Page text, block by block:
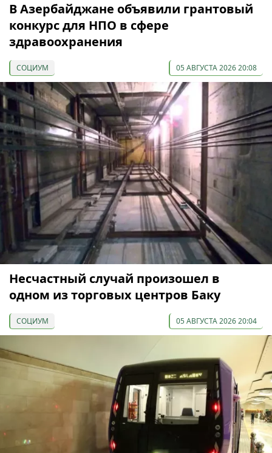
В Азербайджане объявили грантовый
конкурс для НПО в сфере
здравоохранения
СОЦИУМ 05 АВГУСТА 2026 20:08
Несчастный случай произошел в
одном из торговых центров Баку
СОЦИУМ 05 АВГУСТА 2026 20:04